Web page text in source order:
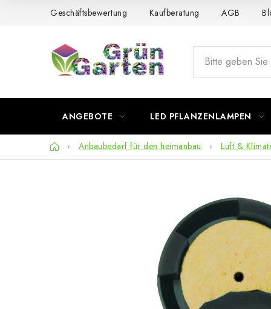
Geschäftsbewertung Kaufberatung AGB
ANGEBOTE LED PFLANZENLAMPEN
StartseiteAnbaubedarf für den heimanbau Luft &